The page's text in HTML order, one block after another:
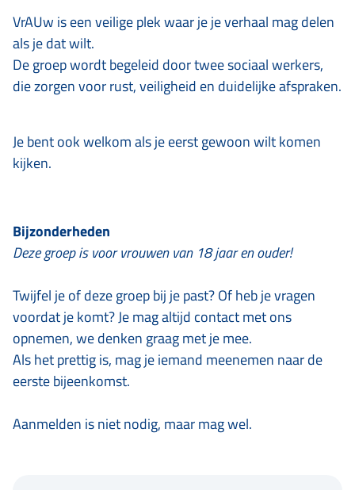
VrAUw is een veilige plek waar je je verhaal mag delen
als je dat wilt.
De groep wordt begeleid door twee sociaal werkers,
die zorgen voor rust, veiligheid en duidelijke afspraken.
Je bent ook welkom als je eerst gewoon wilt komen
kijken.
Bijzonderheden
Deze groep is voor vrouwen van 18 jaar en ouder!
Twijfel je of deze groep bij je past? Of heb je vragen
voordat je komt? Je mag altijd contact met ons
opnemen, we denken graag met je mee.
Als het prettig is, mag je iemand meenemen naar de
eerste bijeenkomst.
Aanmelden is niet nodig, maar mag wel.